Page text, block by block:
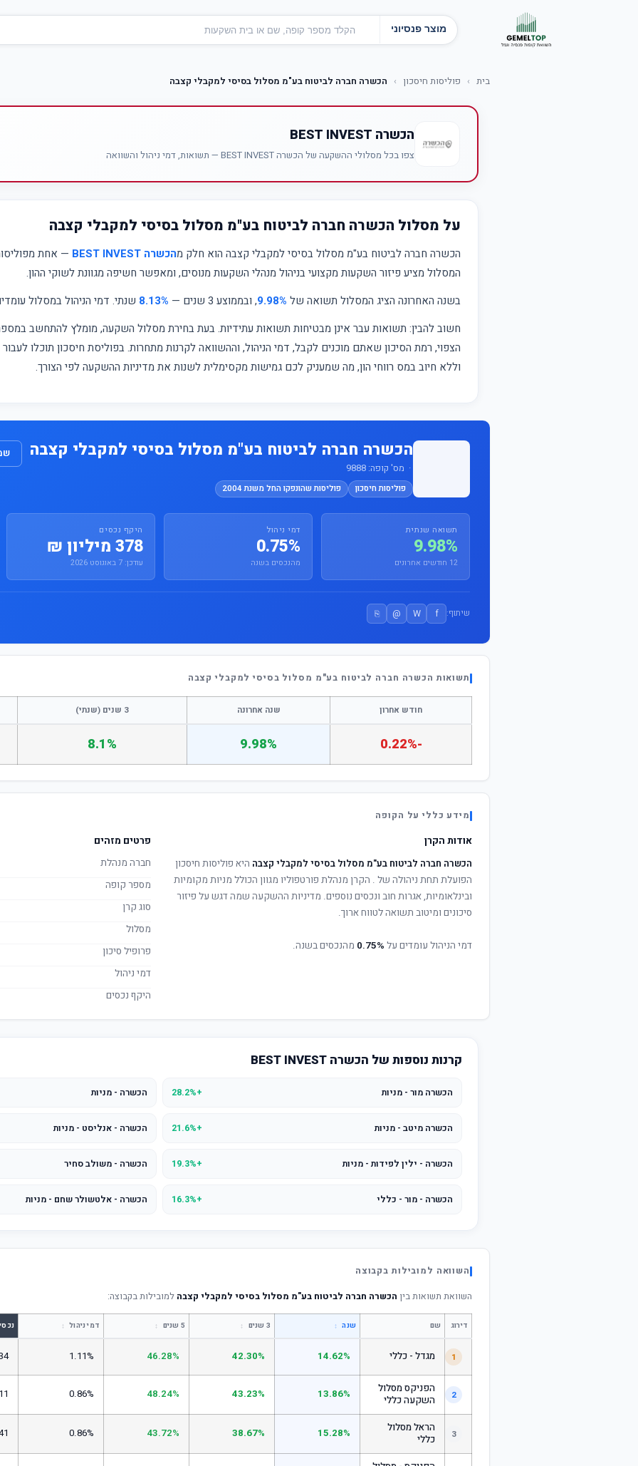
מוצר פנסיוני
בית › פוליסות חיסכון › הכשרה חברה לביטוח בע"מ מסלול בסיסי למקבלי קצבה
הכשרה BEST INVEST
צפו בכל מסלולי ההשקעה של הכשרה BEST INVEST — תשואות, דמי ניהול והשוואה
על מסלול הכשרה חברה לביטוח בע"מ מסלול בסיסי למקבלי קצבה
הכשרה חברה לביטוח בע"מ מסלול בסיסי למקבלי קצבה הוא חלק מהכשרה BEST INVEST
— אחת
המסלול מציע פיזור השקעות מקצועי בניהול מנהלי השקעות מנוסים, ומאפשר חשיפה מגוונת לשוקי ההון.
בשנה האחרונה הציג המסלול תשואה של 9.98%, ובממוצע 3 שנים — 8.13% שנתי. דמי הניהול במסלול
חשוב להבין: תשואות עבר אינן מבטיחות תשואות עתידיות. בעת בחירת מסלול השקעה, מומלץ להתחשב
הצפוי, רמת הסיכון שאתם מוכנים לקבל, דמי הניהול, וההשוואה לקרנות מתחרות. בפוליסת חיסכון תוכלו
וללא חיוב במס רווחי הון, מה שמעניק לכם גמישות מקסימלית לשנות את מדיניות ההשקעה לפי הצורך.
הכשרה חברה לביטוח בע"מ מסלול בסיסי למקבלי קצבה
· מס' קופה: 9888
פוליסות חיסכון פוליסות שהונפקו החל משנת 2004
תשואה שנתית
9.98%
12 חודשים אחרונים
דמי ניהול
0.75%
מהנכסים בשנה
היקף נכסים
378 מיליון ₪
עודכן: 7 באוגוסט 2026
שיתוף: f
W
@
⎘
תשואות הכשרה חברה לביטוח בע"מ מסלול בסיסי למקבלי קצבה
חודש אחרון שנה אחרונה 3 שנים (שנתי)
-0.22%
9.98%
8.1%
מידע כללי על הקופה
אודות הקרן
הכשרה חברה לביטוח בע"מ מסלול בסיסי למקבלי קצבה היא פוליסות חיסכון
הפועלת תחת ניהולה של . הקרן מנהלת פורטפוליו מגוון הכולל מניות מקומיות
ובינלאומיות, אגרות חוב ונכסים נוספים. מדיניות ההשקעה שמה דגש על פיזור
סיכונים ומיטוב תשואה לטווח ארוך.
דמי הניהול עומדים על 0.75% מהנכסים בשנה.
פרטים מזהים
חברה מנהלת
מספר קופה
סוג קרן
מסלול
פרופיל סיכון
דמי ניהול
היקף נכסים
קרנות נוספות של הכשרה BEST INVEST
הכשרה מור - מניות +28.2% הכשרה - מניות
הכשרה מיטב - מניות +21.6% הכשרה - אנליסט - מניות
הכשרה - ילין לפידות - מניות +19.3% הכשרה - משולב סחיר
הכשרה - מור - כללי +16.3% הכשרה - אלטשולר שחם - מניות
השוואה למובילות בקבוצה
השוואת תשואות בין הכשרה חברה לביטוח בע"מ מסלול בסיסי למקבלי קצבה למובילות בקבוצה:
דירוג שם שנה ↕ 3 שנים ↕ 5 שנים ↕ דמי ניהול ↕
1 מגדל - כללי 14.62%
42.30%
46.28%
1.11%
2
הפניקס מסלול
השקעה כללי
13.86%
43.23%
48.24%
0.86%
3
הראל מסלול
כללי
15.28%
38.67%
43.72%
0.86%